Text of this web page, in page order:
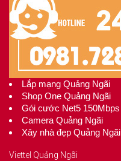
Lắp mạng Quảng Ngãi
Shop One Quảng Ngãi
Gói cước Net5 150Mbps
Camera Quảng Ngãi
Xây nhà đẹp Quảng Ngãi
Viettel Quảng Ngãi